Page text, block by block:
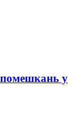
у